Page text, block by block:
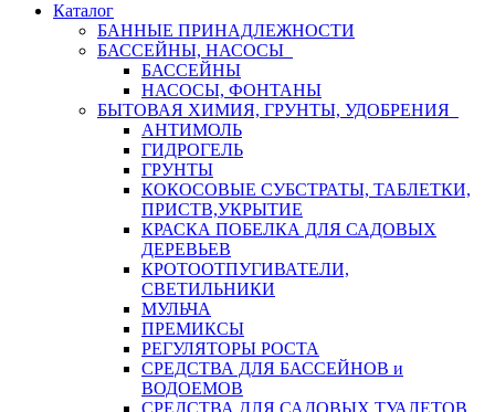
Каталог
БАННЫЕ ПРИНАДЛЕЖНОСТИ
БАССЕЙНЫ, НАСОСЫ
БАССЕЙНЫ
НАСОСЫ, ФОНТАНЫ
БЫТОВАЯ ХИМИЯ, ГРУНТЫ, УДОБРЕНИЯ
АНТИМОЛЬ
ГИДРОГЕЛЬ
ГРУНТЫ
КОКОСОВЫЕ СУБСТРАТЫ, ТАБЛЕТКИ,
ПРИСТВ,УКРЫТИЕ
КРАСКА ПОБЕЛКА ДЛЯ САДОВЫХ
ДЕРЕВЬЕВ
КРОТООТПУГИВАТЕЛИ,
СВЕТИЛЬНИКИ
МУЛЬЧА
ПРЕМИКСЫ
РЕГУЛЯТОРЫ РОСТА
СРЕДСТВА ДЛЯ БАССЕЙНОВ и
ВОДОЕМОВ
СРЕДСТВА ДЛЯ САДОВЫХ ТУАЛЕТОВ